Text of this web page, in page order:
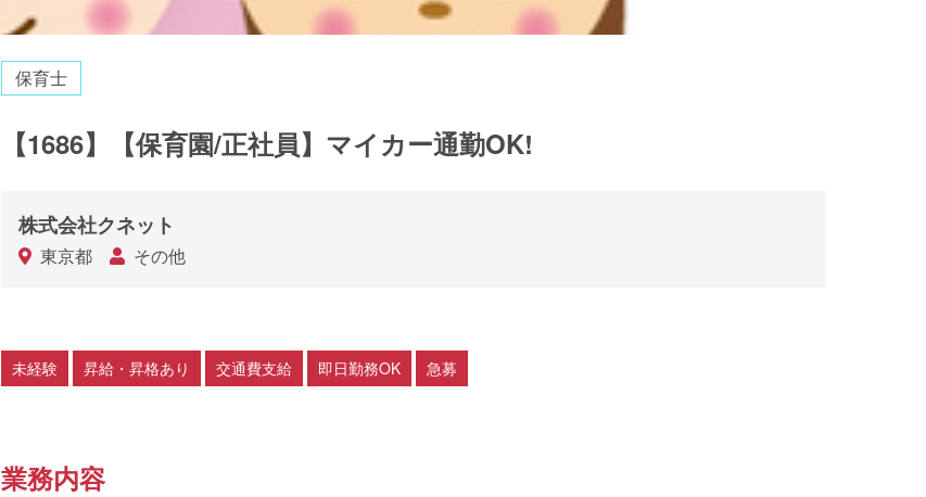
保育士
【1686】【保育園/正社員】マイカー通勤OK!
株式会社クネット
東京都 その他
未経験 昇給・昇格あり 交通費支給 即日勤務OK 急募
業務内容